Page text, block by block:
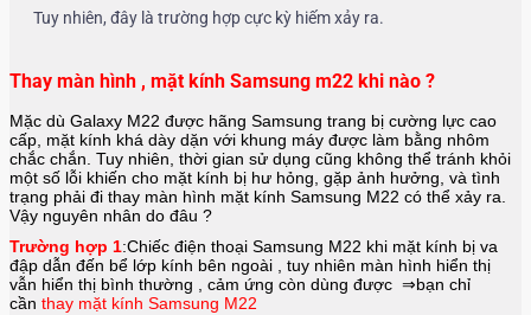
Tuy nhiên, đây là trường hợp cực kỳ hiếm xảy ra.
Thay màn hình , mặt kính Samsung m22 khi nào ?
Mặc dù Galaxy M22 được hãng Samsung trang bị cường lực cao
cấp, mặt kính khá dày dặn với khung máy được làm bằng nhôm
chắc chắn. Tuy nhiên, thời gian sử dụng cũng không thể tránh khỏi
một số lỗi khiến cho mặt kính bị hư hỏng, gặp ảnh hưởng, và tình
trạng phải đi thay màn hình mặt kính Samsung M22 có thể xảy ra.
Vậy nguyên nhân do đâu ?
Trường hợp 1:Chiếc điện thoại Samsung M22 khi mặt kính bị va
đập dẫn đến bể lớp kính bên ngoài , tuy nhiên màn hình hiển thị
vẫn hiển thị bình thường , cảm ứng còn dùng được ⇒bạn chỉ
cần thay mặt kính Samsung M22